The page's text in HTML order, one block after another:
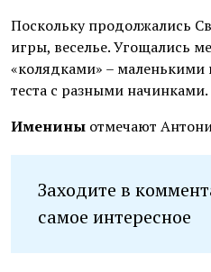
Поскольку продолжались
игры, веселье. Угощались
«колядками» –
теста с разными начинками.
Именины отмечают
Заходите в
самое интересное